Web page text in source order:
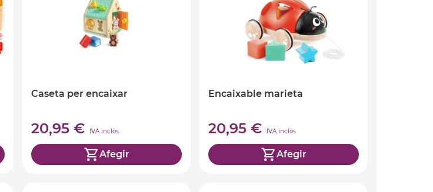
Caseta per encaixar
20,95 € IVA inclòs
Afegir
Encaixable marieta
20,95 € IVA inclòs
Afegir